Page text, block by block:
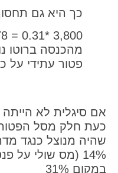
כך היא גם
פטור עתידי על
אם סיגלית לא
כעת חלק מסל
שהיה מנוצל כנגד
14% (מס שולי
במקום 31%